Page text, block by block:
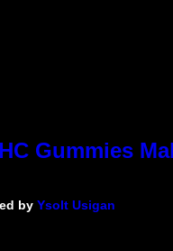
Gummies
by Ysolt Usigan